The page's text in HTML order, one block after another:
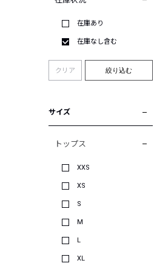
在庫あり
在庫なし含む
クリア 絞り込む
サイズ
トップス
XXS
XS
S
M
L
XL